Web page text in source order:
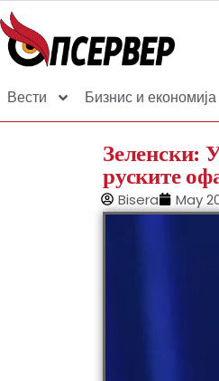
Вести Бизнис и економија
Зеленски:
руските
Bisera May